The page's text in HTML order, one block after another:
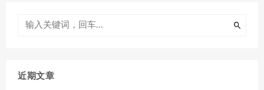
近期文章